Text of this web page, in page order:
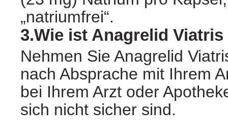
„natriumfrei“.
3.Wie ist Anagrelid
Nehmen Sie Anagrelid
nach Absprache mit Ihrem
bei Ihrem Arzt oder
sich nicht sicher sind.